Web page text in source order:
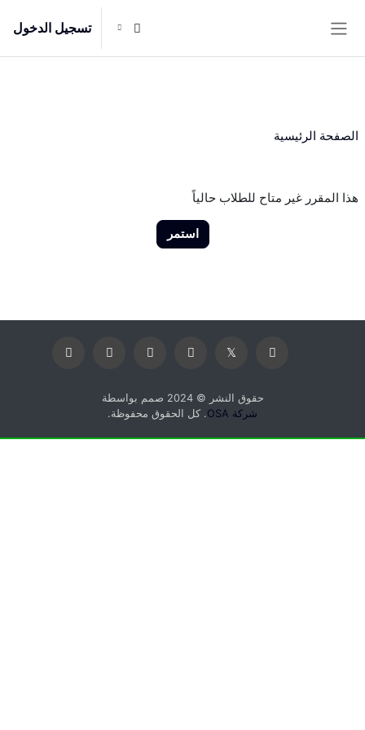
العربية.{mlang}
تسجيل الدخول
الصفحة الرئيسية
هذا المقرر غير متاح للطلاب حالياً
استمر
حقوق النشر © 2024 صمم بواسطة
شركة OSA
. كل الحقوق محفوظة.